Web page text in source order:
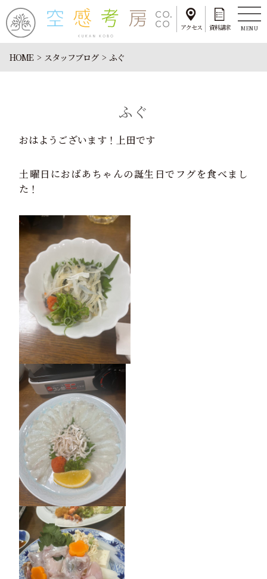
アクセス 資料請求 MENU
HOME スタッフブログ ふぐ
ふぐ
おはようございます！上田です
土曜日におばあちゃんの誕生日でフグを食べまし
た！